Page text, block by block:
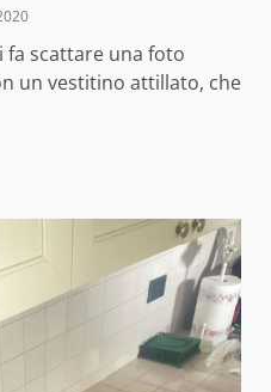
fa scattare una foto
un vestitino attillato, che